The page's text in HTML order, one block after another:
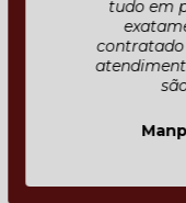
tudo em perfeitas
exatamente como
contratado e
atendimento perfeito,
são impecáveis
Manprin